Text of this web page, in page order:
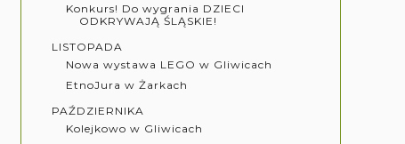
Konkurs! Do wygrania DZIECI
ODKRYWAJĄ ŚLĄSKIE!
LISTOPADA
Nowa wystawa LEGO w Gliwicach
EtnoJura w Żarkach
PAŹDZIERNIKA
Kolejkowo w Gliwicach